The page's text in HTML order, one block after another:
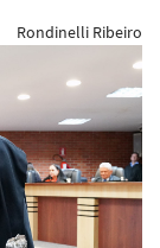
Rondinelli Ribeiro